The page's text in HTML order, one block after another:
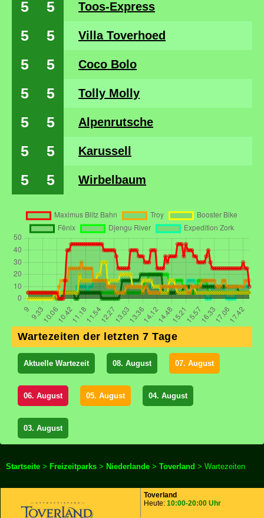
5 5 Toos-Express
5 5 Villa Toverhoed
5 5 Coco Bolo
5 5 Tolly Molly
5 5 Alpenrutsche
5 5 Karussell
5 5 Wirbelbaum
Wartezeiten der letzten 7 Tage
Aktuelle Wartezeit 08. August 07. August
06. August 05. August 04. August
03. August
Startseite > Freizeitparks > Niederlande > Toverland > Wartezeiten
Toverland
Heute: 10:00-20:00 Uhr